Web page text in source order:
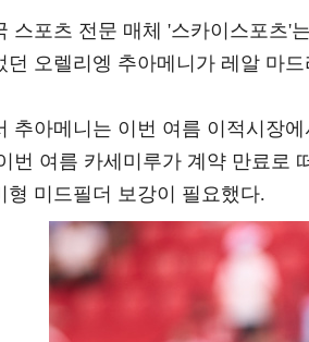
스포츠 전문 매체 '스카이스포츠'
던 오렐리엥 추아메니가 레알 마
추아메니는 이번 여름 이적시장
번 여름 카세미루가 계약 만료로
형 미드필더 보강이 필요했다.